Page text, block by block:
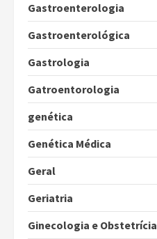
Gastroenterologia
Gastroenterológica
Gastrologia
Gatroentorologia
genética
Genética Médica
Geral
Geriatria
Ginecologia e Obstetrícia